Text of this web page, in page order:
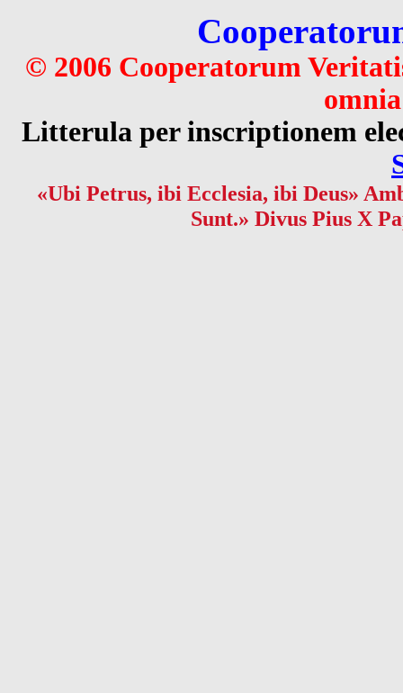
© 2006 Cooperatorum
Litterula per inscriptionem
«Ubi Petrus, ibi Ecclesia, ibi Deus»
Sunt.» Divus Pius X